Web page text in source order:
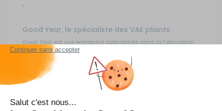
"
Good Year, le spécialiste des VAE pliants
Good Year est une entreprise spécialisée dans la fabrication
et la commercialisation de vélo à assistance électrique pliant.
Très réputée pour ses vélos au design moderne et sportif, elle
s'adresse particulièrement aux passionnés de vélo, de
camping-car et de randonnées à vélo qui souhaitent
emmener avec eux un deux-roues adapté. Pour donner une
petite idée des produits Good Year, voici deux VAE pliants qui
moment.